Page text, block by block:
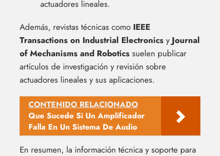
actuadores lineales.
Además, revistas técnicas como IEEE
Transactions on Industrial Electronics y Journal
of Mechanisms and Robotics suelen publicar
artículos de investigación y revisión sobre
actuadores lineales y sus aplicaciones.
CONTENIDO RELACIONADO
Que Sucede Si Un Amplificador
Falla En Un Sistema De Audio
En resumen, la información técnica y soporte para